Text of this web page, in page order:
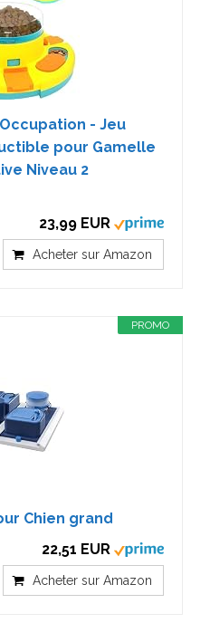
- Jeu
pour Gamelle
Niveau 2
23,99 EUR
Acheter sur Amazon
PROMO
Chien grand
22,51 EUR
Acheter sur Amazon